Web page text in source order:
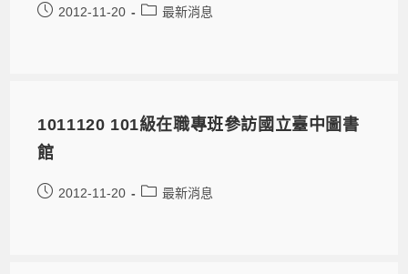
2012-11-20 最新消息
1011120 101級在職專班參訪國立臺中圖書
館
2012-11-20 最新消息